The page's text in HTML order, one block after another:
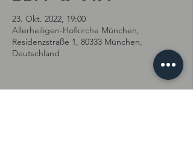
23. Okt. 2022, 19:00
Allerheiligen-Hofkirche München,
Residenzstraße 1, 80333 München,
Deutschland